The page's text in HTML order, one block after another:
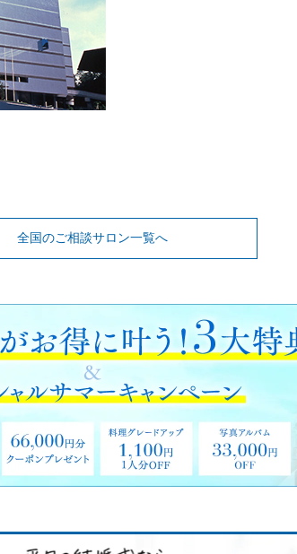
全国のご相談サロン一覧へ